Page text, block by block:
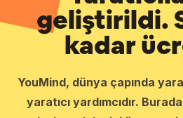
geliştirildi.
kadar
YouMind, dünya çapında
yaratıcı yardımcıdır.